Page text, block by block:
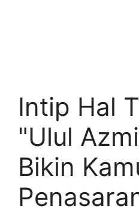
Intip Hal
"Ulul
Bikin